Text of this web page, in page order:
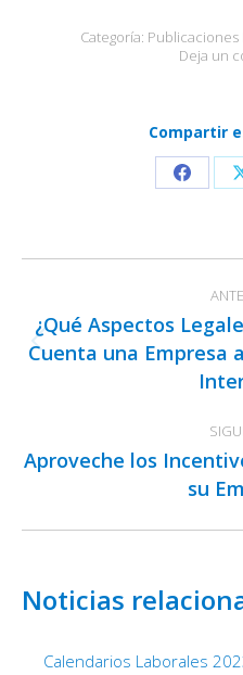
Categoría: Publicaciones
Deja un
Compartir
Share
entre
publicaciones
¿Qué Aspectos
Cuenta una Empresa
Aproveche los
su
Noticias
Calendarios Laborales